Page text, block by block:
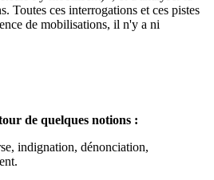
Toutes ces interrogations et ces pistes
de mobilisations, il n'y a ni
de quelques notions :
indignation, dénonciation,